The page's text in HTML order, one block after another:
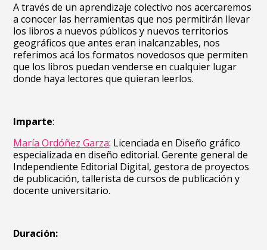
A través de un aprendizaje colectivo nos acercaremos
a conocer las herramientas que nos permitirán llevar
los libros a nuevos públicos y nuevos territorios
geográficos que antes eran inalcanzables, nos
referimos acá los formatos novedosos que permiten
que los libros puedan venderse en cualquier lugar
donde haya lectores que quieran leerlos.
Imparte:
María Ordóñez Garza: Licenciada en Diseño gráfico
especializada en diseño editorial. Gerente general de
Independiente Editorial Digital, gestora de proyectos
de publicación, tallerista de cursos de publicación y
docente universitario.
Duración: